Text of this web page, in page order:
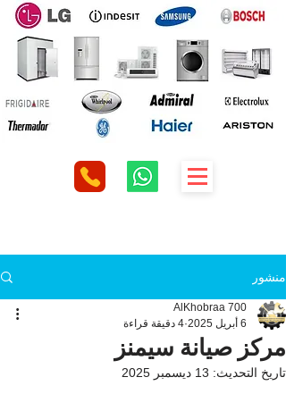
منشور
مركز صيانة سيمنز
AlKhobraa 700
6 أبريل 2025
4 دقيقة قراءة
تاريخ التحديث: 13 ديسمبر 2025